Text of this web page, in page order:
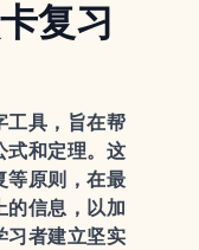
复习
工具，旨在帮
式和定理。这
等原则，在最
的信息，以加
习者建立坚实